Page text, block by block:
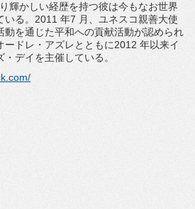
輝かしい経歴を持つ彼は今もなお世界
いる。2011 年7 月、ユネスコ親善大使
動を通じた平和への貢献活動が認められ
ードレ・アズレとともに2012 年以来イ
デイを主催している。